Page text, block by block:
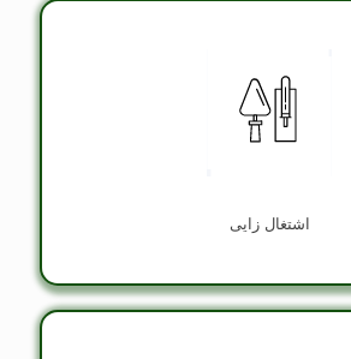
اشتغال زايی